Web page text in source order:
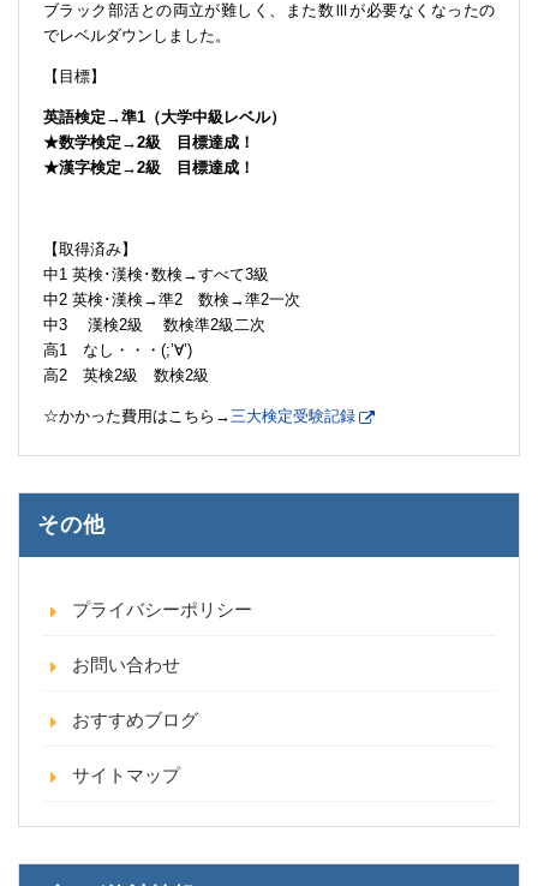
ブラック部活との両立が難しく、また数Ⅲが必要なくなったの
でレベルダウンしました。
【目標】
英語検定→準1（大学中級レベル）
★数学検定→2級 目標達成！
★漢字検定→2級 目標達成！
【取得済み】
中1 英検･漢検･数検→すべて3級
中2 英検･漢検→準2 数検→準2一次
中3 漢検2級 数検準2級二次
高1 なし・・・(;’∀’)
高2 英検2級 数検2級
☆かかった費用はこちら→三大検定受験記録
その他
プライバシーポリシー
お問い合わせ
おすすめブログ
サイトマップ